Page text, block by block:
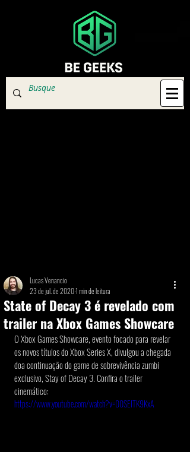
State of Decay 3 é revelado com
trailer na Xbox Games Showcare
Lucas Venancio
23 de jul. de 20201 min de leitura
O Xbox Games Showcare, evento focado para revelar
os novos títulos do Xbox Series X, divulgou a chegada
doa continuação do game de sobrevivência zumbi
exclusivo, Stay of Decay 3. Confira o trailer
cinemático:
https://www.youtube.com/watch?v=00SEITK9KxA